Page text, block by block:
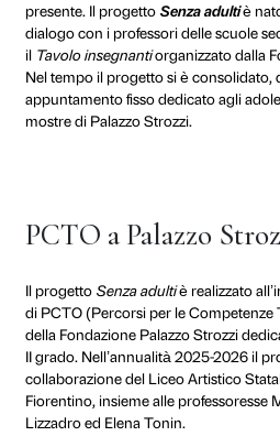
la mediazione della scuola,
museali.
Gli studenti e le
Romana e Sesto,
PerchéSenza
Gli adolescenti cercano
l’esperienza dell’arte dal